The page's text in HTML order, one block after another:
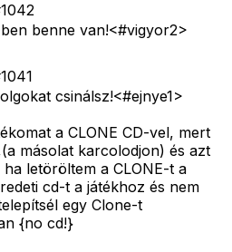
1042
benne van!<#vigyor2>
1041
csinálsz!<#ejnye1>
a CLONE CD-vel, mert
másolat karcolodjon) és azt
letöröltem a CLONE-t a
cd-t a játékhoz és nem
egy Clone-t
{no cd!}